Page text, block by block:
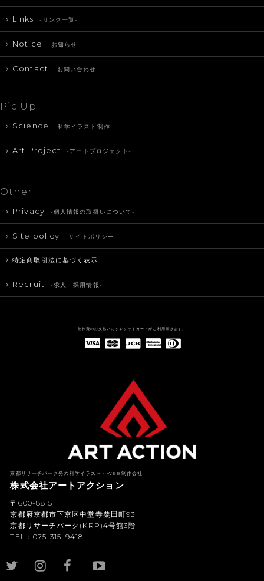
Links -リンク一覧-
Notice -お知らせ-
Contact -お問い合わせ-
Pic Up
Science -科学イラスト制作-
Art Project -アートプロジェクト-
Other
Privacy -個人情報の取扱いについて-
Site policy -サイトポリシー-
特定商取引法に基づく表示
Recruit -求人・採用情報-
制作費のお支払いにクレジットカードがご利用頂けます。
京都リサーチパーク発の科学イラスト・WEB制作会社
株式会社アートアクション
〒600-8815
京都府京都市下京区中堂寺粟田町93
京都リサーチパーク(KRP)4号館3階
TEL：075-315-9418